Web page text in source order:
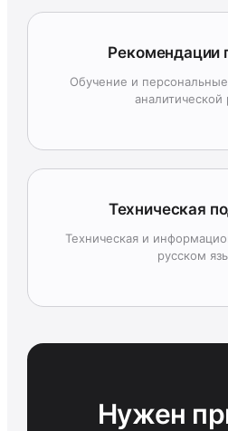
Рекомендации
Обучение и
аналитической
Техническая
Техническая и
русском
Нужен